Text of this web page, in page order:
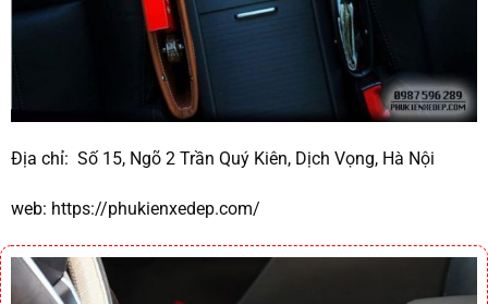
Địa chỉ: Số 15, Ngõ 2 Trần Quý Kiên, Dịch Vọng, Hà Nội
web: https://phukienxedep.com/